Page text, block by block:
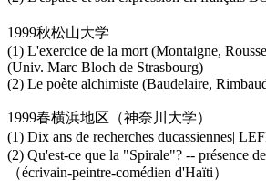
1999秋松山大学
(1) L'exercice de la mort (Montaigne,
(Univ. Marc Bloch de Strasbourg)
(2) Le poète alchimiste (Baudelaire,
1999春横浜地区（神奈川大学）
(1) Dix ans de recherches ducassiennes|
(2) Qu'est-ce que la "Spirale"? -- présence
（écrivain-peintre-comédien d'Haïti）